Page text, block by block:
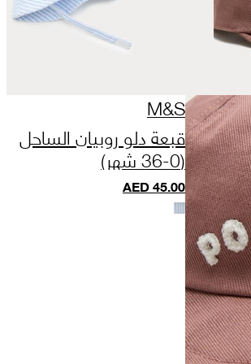
M&S
قبعة دلو روبيان الساحل
(0-36 شهر)
AED45.00